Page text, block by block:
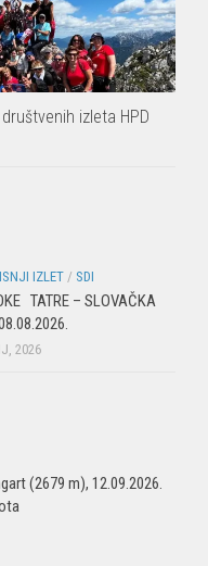
izleta HPD
IZLET / SDI
TATRE – SLOVAČKA
2026
(2679 m), 12.09.2026.